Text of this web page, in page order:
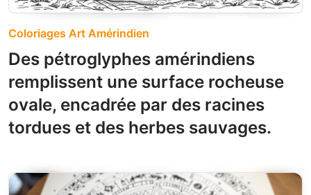
Coloriages Art Amérindien
Des pétroglyphes amérindiens
remplissent une surface rocheuse
ovale, encadrée par des racines
tordues et des herbes sauvages.